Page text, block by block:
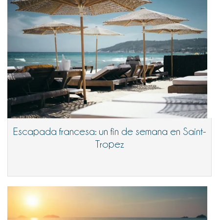
Escapada francesa: un fin de semana en Saint-
Tropez